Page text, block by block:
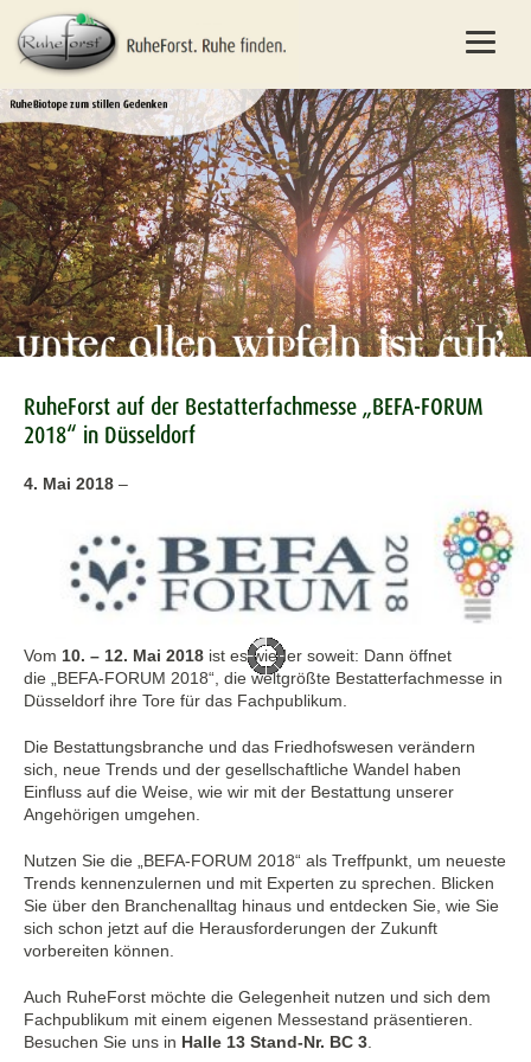
RuheForst auf der Bestatterfachmesse „BEFA-FORUM
2018“ in Düsseldorf
4. Mai 2018 –
Vom 10. – 12. Mai 2018 ist es wieder soweit: Dann öffnet
die „BEFA-FORUM 2018“, die weltgrößte Bestatterfachmesse in
Düsseldorf ihre Tore für das Fachpublikum.
Die Bestattungsbranche und das Friedhofswesen verändern
sich, neue Trends und der gesellschaftliche Wandel haben
Einfluss auf die Weise, wie wir mit der Bestattung unserer
Angehörigen umgehen.
Nutzen Sie die „BEFA-FORUM 2018“ als Treffpunkt, um neueste
Trends kennenzulernen und mit Experten zu sprechen. Blicken
Sie über den Branchenalltag hinaus und entdecken Sie, wie Sie
sich schon jetzt auf die Herausforderungen der Zukunft
vorbereiten können.
Auch RuheForst möchte die Gelegenheit nutzen und sich dem
Fachpublikum mit einem eigenen Messestand präsentieren.
Besuchen Sie uns in Halle 13 Stand-Nr. BC 3.